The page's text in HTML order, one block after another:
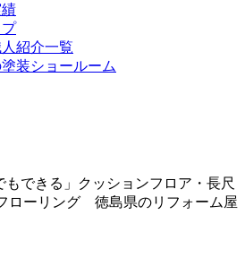
紹介一覧
装ショールーム
できる」クッションフロア・長尺
ローリング 徳島県のリフォーム屋